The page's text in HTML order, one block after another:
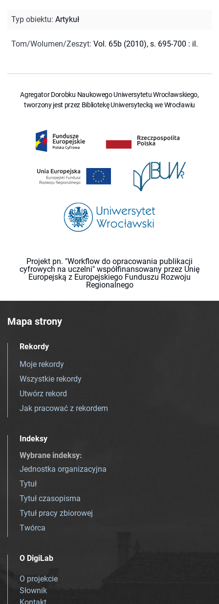
Typ obiektu: Artykuł
Tom/Wolumen/Zeszyt: Vol. 65b (2010), s. 695-700 : il.
Agregator Dorobku Naukowego Uniwersytetu Wrocławskiego,
tworzony jest przez Bibliotekę Uniwersytecką we Wrocławiu
Projekt pn. "Workflow do opracowania publikacji
cyfrowych na uczelni" współfinansowany przez Unię
Europejską z Europejskiego Funduszu Rozwoju
Regionalnego
Mapa strony
Rekordy
Moje rekordy
Wszystkie rekordy
Utwórz rekord
Jak pracować z rekordem
Indeksy
Wybrane indeksy:
Jednostka organizacyjna
Tytuł
Tytuł czasopisma
Tytuł pracy zbiorowej
Twórca
O DigiLab
O projekcie
Słownik
Kontakt